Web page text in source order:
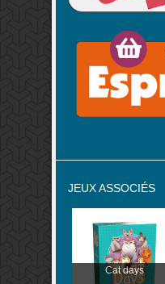
JEUX ASSOCIÉS
Cat days